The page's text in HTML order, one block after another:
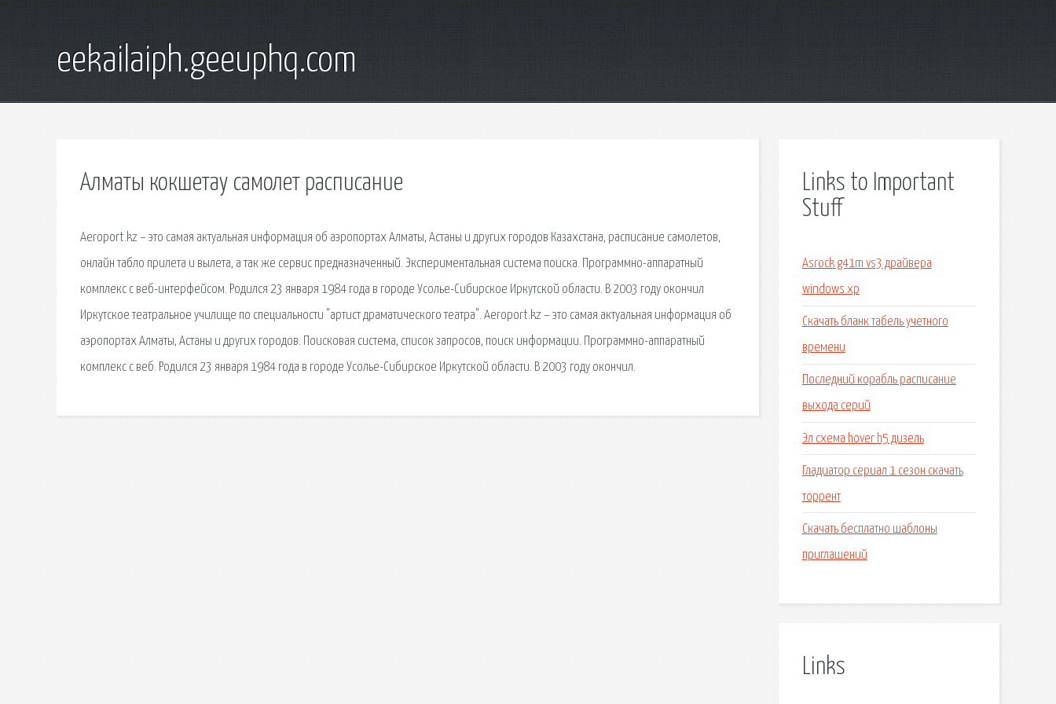
eekailaiph.geeuphq.com
Алматы кокшетау самолет расписание
Aeroport.kz – это самая актуальная информация об аэропортах Алматы, Астаны и других городов Казахстана, расписание самолетов,
онлайн табло прилета и вылета, а так же сервис предназначенный. Экспериментальная система поиска. Программно-аппаратный
комплекс с веб-интерфейсом. Родился 23 января 1984 года в городе Усолье-Сибирское Иркутской области. В 2003 году окончил
Иркутское театральное училище по специальности "артист драматического театра". Aeroport.kz – это самая актуальная информация об
аэропортах Алматы, Астаны и других городов. Поисковая сиcтема, список запросов, поиск информации. Программно-аппаратный
комплекс с веб. Родился 23 января 1984 года в городе Усолье-Сибирское Иркутской области. В 2003 году окончил.
Links to Important
Stuff
Asrock g41m vs3 драйвера
windows xp
Скачать бланк табель учетного
времени
Последний корабль расписание
выхода серий
Эл схема hover h5 дизель
Гладиатор сериал 1 сезон скачать
торрент
Скачать бесплатно шаблоны
приглашений
Links